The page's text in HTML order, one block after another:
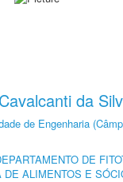
da
de Engenharia
DE
DE ALIMENTOS E